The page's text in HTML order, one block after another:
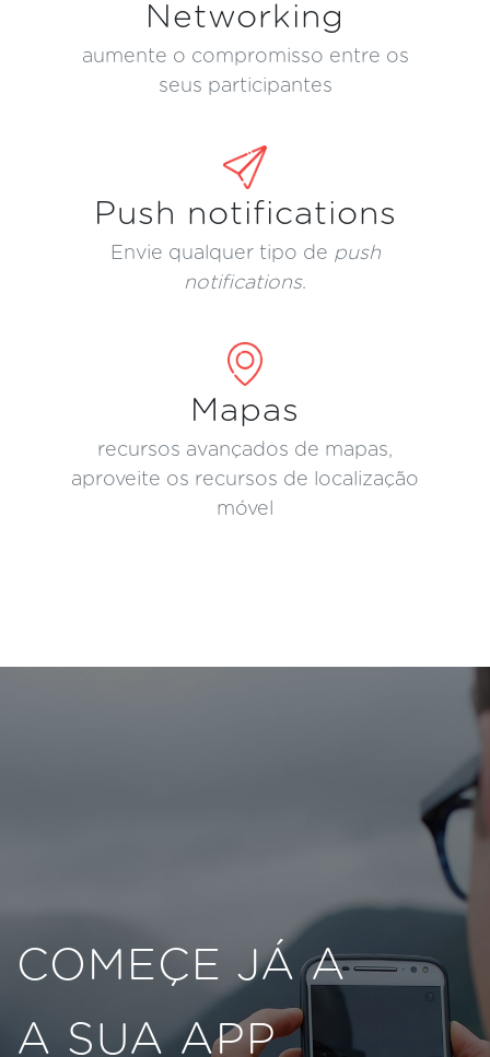
Networking
aumente o compromisso entre os
seus participantes
Push notifications
Envie qualquer tipo de push
notifications.
Mapas
recursos avançados de mapas,
aproveite os recursos de localização
móvel
COMEÇE JÁ A
A SUA APP